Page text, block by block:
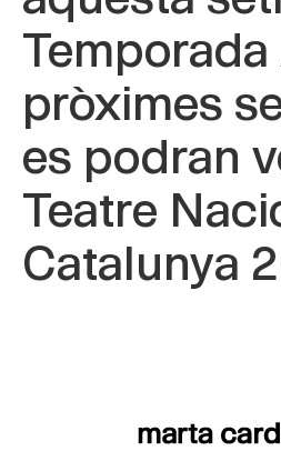
pròximes
es podran
Teatre
Catalunya